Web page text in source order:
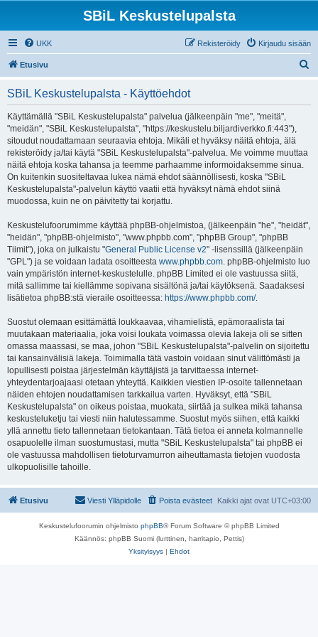
SBiL Keskustelupalsta
UKK Kirjaudu sisään
Rekisteröidy
Etusivu
SBiL Keskustelupalsta - Käyttöehdot
Käyttämällä "SBiL Keskustelupalsta" palvelua (jälkeenpäin "me", "meitä",
"meidän", "SBiL Keskustelupalsta", "https://keskustelu.biljardiverkko.fi:443"),
sitoudut noudattamaan seuraavia ehtoja. Mikäli et hyväksy näitä ehtoja, älä
rekisteröidy ja/tai käytä "SBiL Keskustelupalsta"-palvelua. Me voimme muuttaa
näitä ehtoja koska tahansa ja teemme parhaamme informoidaksemme sinua.
On kuitenkin suositeltavaa lukea nämä ehdot säännöllisesti, koska "SBiL
Keskustelupalsta"-palvelun käyttö vaatii että hyväksyt nämä ehdot siinä
muodossa, kuin ne on päivitetty tai korjattu.
Keskustelufoorumimme käyttää phpBB-ohjelmistoa, (jälkeenpäin "he", "heidät",
"heidän", "phpBB-ohjelmisto", "www.phpbb.com", "phpBB Group", "phpBB
Tiimit"), joka on julkaistu "General Public License v2" -lisenssillä (jälkeenpäin
"GPL") ja se voidaan ladata osoitteesta www.phpbb.com. phpBB-ohjelmisto luo
vain ympäristön internet-keskustelulle. phpBB Limited ei ole vastuussa siitä,
mitä sallimme tai kiellämme sopivana sisältönä ja/tai käytöksenä. Saadaksesi
lisätietoa phpBB:stä vieraile osoitteessa: https://www.phpbb.com/.
Suostut olemaan esittämättä loukkaavaa, vihamielistä, epämoraalista tai
muutakaan materiaalia, joka voisi loukata voimassa olevia lakeja oli se sitten
omassa maassasi, se maa, johon "SBiL Keskustelupalsta"-palvelin on sijoitettu
tai kansainvälisiä lakeja. Toimimalla tätä vastoin voidaan sinut välittömästi ja
lopullisesti poistaa järjestelmän käyttäjistä ja tarvittaessa internet-
yhteydentarjoajaasi otetaan yhteyttä. Kaikkien viestien IP-osoite tallennetaan
näiden ehtojen noudattamisen tarkkailua varten. Hyväksyt, että "SBiL
Keskustelupalsta" on oikeus poistaa, muokata, siirtää ja sulkea mikä tahansa
keskusteluketju tai viesti niin halutessamme. Suostut myös siihen, että kaikki
yllä annettu tieto tallennetaan tietokantaan. Tätä tietoa ei anneta kolmannelle
osapuolelle ilman suostumustasi, mutta "SBiL Keskustelupalsta" tai phpBB ei
ole vastuussa mahdollisen tietoturvamurron aiheuttamasta tietojen vuodosta
ulkopuolisille tahoille.
Etusivu Kaikki ajat ovat UTC+03:00
Poista evästeet
Viesti Ylläpidolle
Keskustelufoorumin ohjelmisto phpBB® Forum Software © phpBB Limited
Käännös: phpBB Suomi (lurttinen, harritapio, Pettis)
Yksityisyys | Ehdot